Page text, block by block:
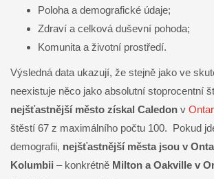
Poloha a demografické údaje;
Zdraví a celková duševní pohoda;
Komunita a životní prostředí.
Výsledná data ukazují, že stejně jako ve
neexistuje něco jako absolutní stoprocentní
nejšťastnější město získal Caledon v
štěstí 67 z maximálního počtu 100. Pokud
demografii, nejšťastnější města jsou v
Kolumbii – konkrétně Milton a Oakville v